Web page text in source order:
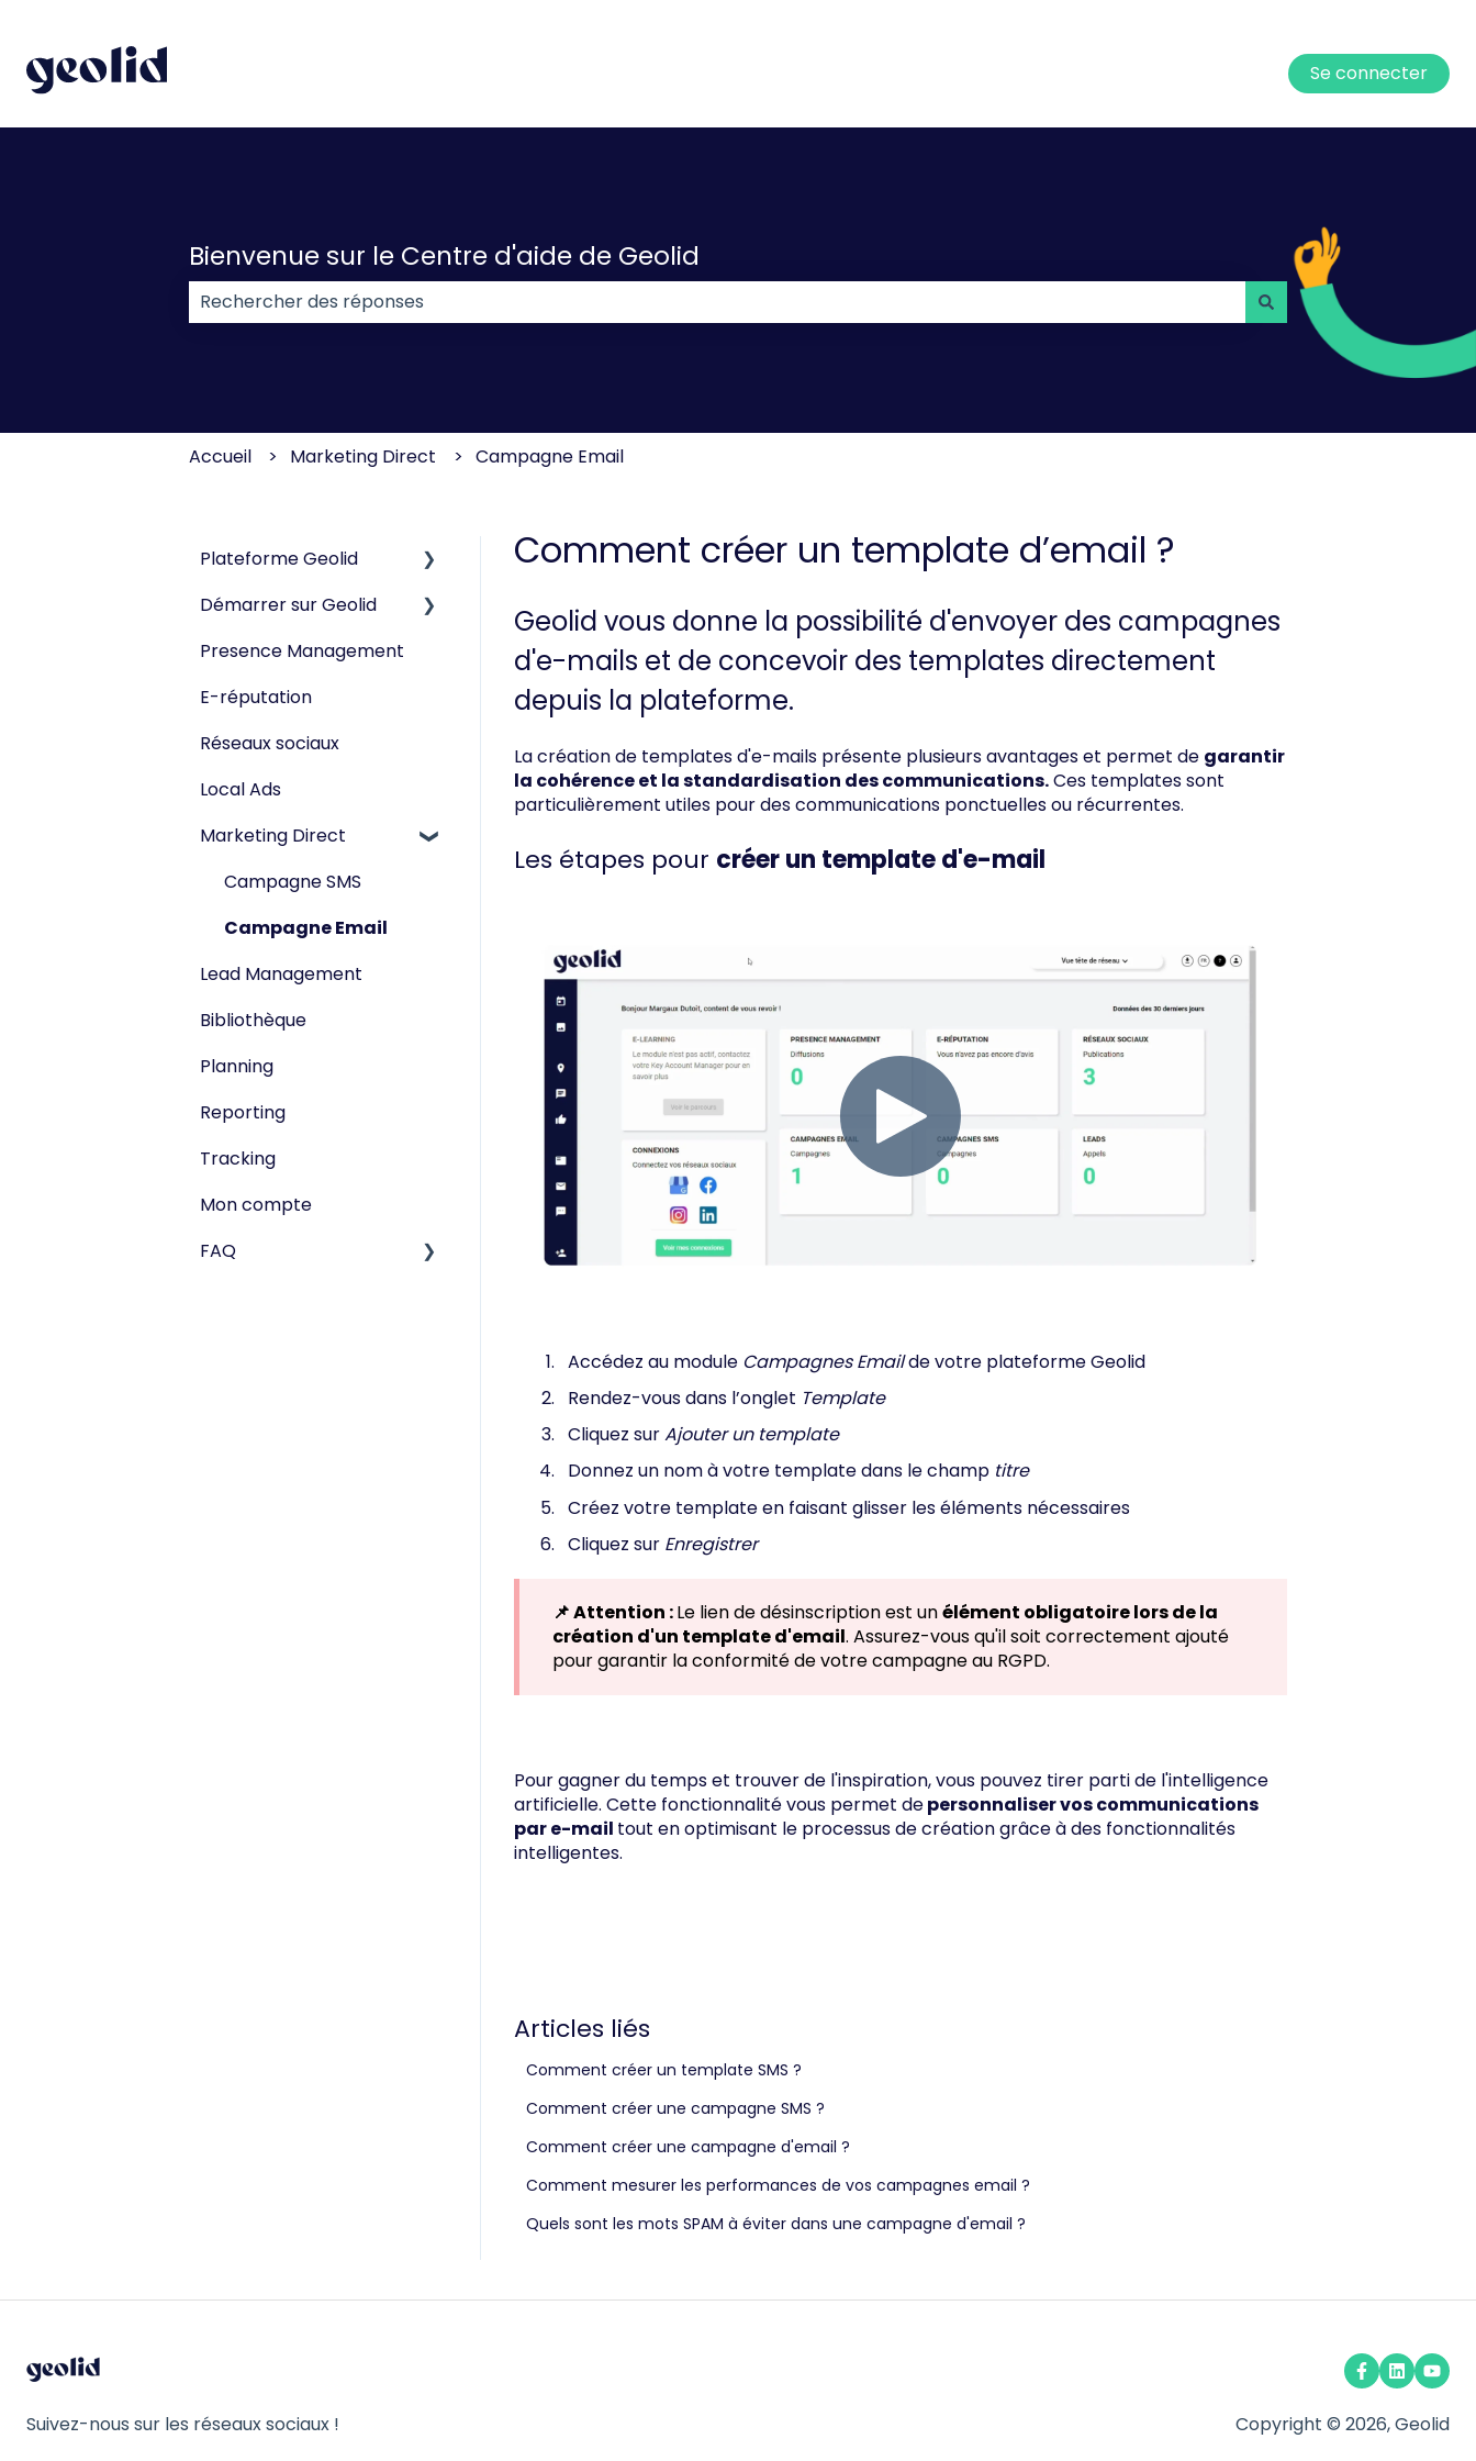
Se connecter
Bienvenue sur le Centre d'aide de Geolid
Accueil Marketing Direct Campagne Email
Comment créer un template d’email ?
Geolid vous donne la possibilité d'envoyer des campagnes
d'e-mails et de concevoir des templates directement
depuis la plateforme.
La création de templates d'e-mails présente plusieurs avantages et permet de garantir
la cohérence et la standardisation des communications.Ces templates sont
particulièrement utiles pour des communications ponctuelles ou récurrentes.
Les étapes pour créer un template d'e-mail
Accédez au module Campagnes Emailde votre plateforme Geolid
Rendez-vous dans l’onglet Template
Cliquez surAjouter un template
Donnez un nom à votre template dans le champ titre
Créez votre template en faisant glisser les éléments nécessaires
Cliquez sur Enregistrer
📌 Attention :Le lien de désinscription est unélément obligatoire lors de la
création d'un template d'email. Assurez-vous qu'il soit correctement ajouté
pour garantir la conformité de votre campagne au RGPD.
Pour gagner du temps et trouver de l'inspiration, vous pouvez tirer parti de l'intelligence
artificielle. Cette fonctionnalité vous permet depersonnaliser vos communications
par e-mail tout en optimisant le processus de création grâce à des fonctionnalités
intelligentes.
Articles liés
Comment créer un template SMS ?
Comment créer une campagne SMS ?
Comment créer une campagne d'email ?
Comment mesurer les performances de vos campagnes email ?
Quels sont les mots SPAM à éviter dans une campagne d'email ?
Plateforme Geolid
Réseaux sociaux
Démarrer sur Geolid
Tête de réseau
Point de vente
Presence Management
E-réputation
Réseaux sociaux
Local Ads
Marketing Direct
Campagne SMS
Campagne Email
Lead Management
Bibliothèque
Planning
Reporting
Tracking
Mon compte
FAQ
Suivez-nous sur les réseaux sociaux ! Copyright © 2026, Geolid